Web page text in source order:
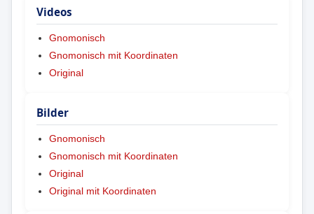
Videos
Gnomonisch
Gnomonisch mit Koordinaten
Original
Bilder
Gnomonisch
Gnomonisch mit Koordinaten
Original
Original mit Koordinaten